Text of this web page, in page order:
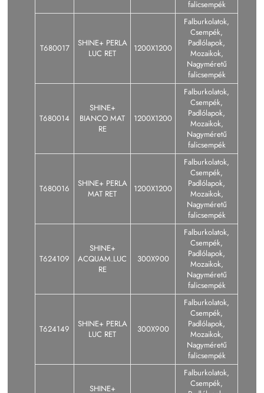
falicsempék
T680017
SHINE+ PERLA
LUC RET
1200X1200
Falburkolatok,
Csempék,
Padlólapok,
Mozaikok,
Nagyméretű
falicsempék
T680014
SHINE+
BIANCO MAT
RE
1200X1200
Falburkolatok,
Csempék,
Padlólapok,
Mozaikok,
Nagyméretű
falicsempék
T680016
SHINE+ PERLA
MAT RET
1200X1200
Falburkolatok,
Csempék,
Padlólapok,
Mozaikok,
Nagyméretű
falicsempék
T624109
SHINE+
ACQUAM.LUC
RE
300X900
Falburkolatok,
Csempék,
Padlólapok,
Mozaikok,
Nagyméretű
falicsempék
T624149
SHINE+ PERLA
LUC RET
300X900
Falburkolatok,
Csempék,
Padlólapok,
Mozaikok,
Nagyméretű
falicsempék
SHINE+
Falburkolatok,
Csempék,